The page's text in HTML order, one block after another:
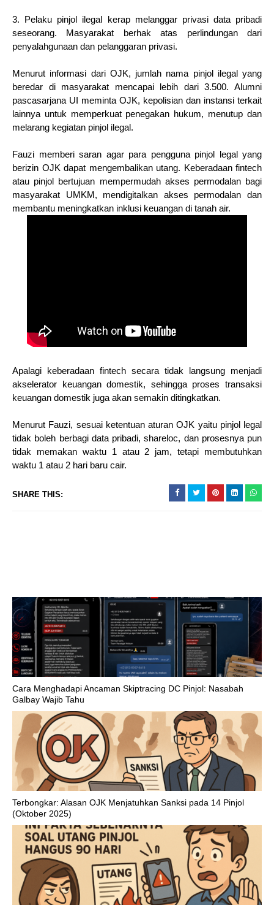
3. Pelaku pinjol ilegal kerap melanggar privasi data pribadi
seseorang. Masyarakat berhak atas perlindungan dari
penyalahgunaan dan pelanggaran privasi.
Menurut informasi dari OJK, jumlah nama pinjol ilegal yang
beredar di masyarakat mencapai lebih dari 3.500. Alumni
pascasarjana UI meminta OJK, kepolisian dan instansi terkait
lainnya untuk memperkuat penegakan hukum, menutup dan
melarang kegiatan pinjol ilegal.
Fauzi memberi saran agar para pengguna pinjol legal yang
berizin OJK dapat mengembalikan utang. Keberadaan fintech
atau pinjol bertujuan mempermudah akses permodalan bagi
masyarakat UMKM, mendigitalkan akses permodalan dan
membantu meningkatkan inklusi keuangan di tanah air.
Apalagi keberadaan fintech secara tidak langsung menjadi
akselerator keuangan domestik, sehingga proses transaksi
keuangan domestik juga akan semakin ditingkatkan.
Menurut Fauzi, sesuai ketentuan aturan OJK yaitu pinjol legal
tidak boleh berbagi data pribadi, shareloc, dan prosesnya pun
tidak memakan waktu 1 atau 2 jam, tetapi membutuhkan
waktu 1 atau 2 hari baru cair.
SHARE THIS:
Cara Menghadapi Ancaman Skiptracing DC Pinjol: Nasabah
Galbay Wajib Tahu
Terbongkar: Alasan OJK Menjatuhkan Sanksi pada 14 Pinjol
(Oktober 2025)